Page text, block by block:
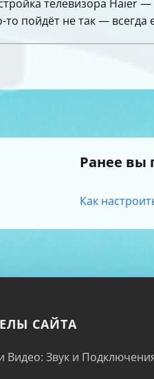
телевизора Haier
то пойдёт не так —
Ранее вы
Как
САЙТА
Видео: Звук и